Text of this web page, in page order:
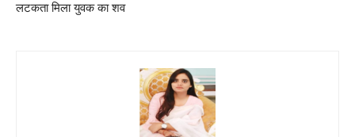
लटकता मिला युवक का शव